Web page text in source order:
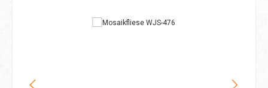
Bildergalerie überspringen